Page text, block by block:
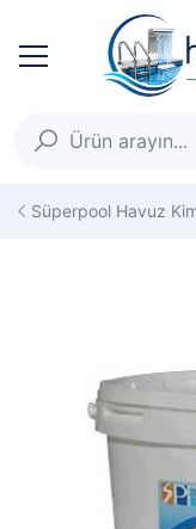
Süperpool Havuz